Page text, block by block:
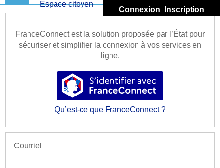
Espace citoyen
Connexion
Inscription
Mon compte
Porte-documents
FranceConnect est la solution proposée par l’État pour
sécuriser et simplifier la connexion à vos services en
ligne.
S’identifier avec
Qu’est-ce que FranceConnect ?
Courriel
*